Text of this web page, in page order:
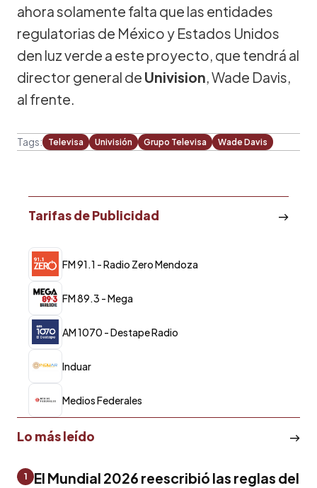
ahora solamente falta que las entidades
regulatorias de México y Estados Unidos
den luz verde a este proyecto, que tendrá al
director general de Univision, Wade Davis,
al frente.
Tags: Televisa Univisión Grupo Televisa Wade Davis
Tarifas de Publicidad
FM 91.1 - Radio Zero Mendoza
FM 89.3 - Mega
AM 1070 - Destape Radio
Induar
Medios Federales
Lo más leído
1
El Mundial 2026 reescribió las reglas del